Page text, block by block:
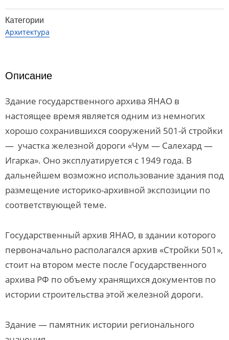
Категории
Архитектура
Описание
Здание государственного архива ЯНАО в
настоящее время является одним из немногих
хорошо сохранившихся сооружений 501-й стройки
— участка железной дороги «Чум — Салехард —
Игарка». Оно эксплуатируется с 1949 года. В
дальнейшем возможно использование здания под
размещение историко-архивной экспозиции по
соответствующей теме.
Государственный архив ЯНАО, в здании которого
первоначально располагался архив «Стройки 501»,
стоит на втором месте после Государственного
архива РФ по объему хранящихся документов по
истории строительства этой железной дороги.
Здание — памятник истории регионального